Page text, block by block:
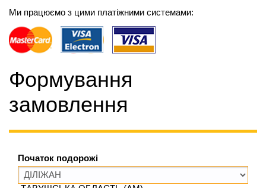
Ми працюємо з цими платіжними системами:
Формування
замовлення
Початок подорожі